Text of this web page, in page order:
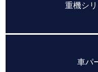
重機シ
車パ